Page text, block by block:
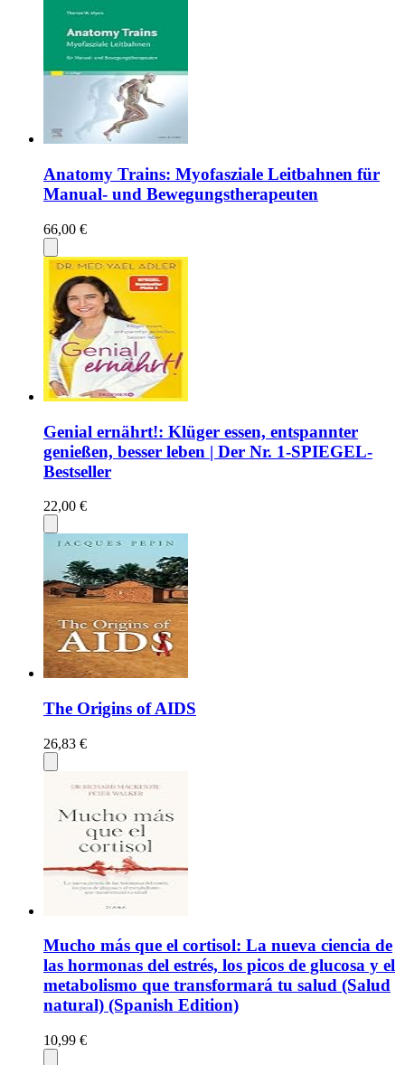
Anatomy Trains: Myofasziale Leitbahnen für
Manual- und Bewegungstherapeuten
66,00 €
Genial ernährt!: Klüger essen, entspannter
genießen, besser leben | Der Nr. 1-SPIEGEL-
Bestseller
22,00 €
The Origins of AIDS
26,83 €
Mucho más que el cortisol: La nueva ciencia de
las hormonas del estrés, los picos de glucosa y el
metabolismo que transformará tu salud (Salud
natural) (Spanish Edition)
10,99 €